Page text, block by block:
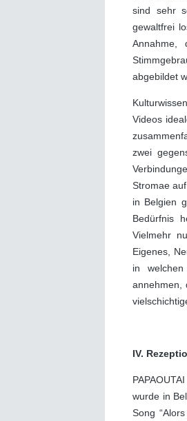
sind sehr
gewaltfrei
Annahme,
abgebildet
Videos
zwei
Stromae
in Belgien
Bedürfnis
Vielmehr
Eigenes,
in
annehmen,
IV.
wurde in
Song